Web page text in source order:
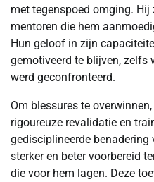
met tegenspoed omging.
mentoren die hem
Hun geloof in zijn
gemotiveerd te blijven, zelfs
werd geconfronteerd.
Om blessures te
rigoureuze revalidatie en
gedisciplineerde
sterker en beter voorbereid
die voor hem lagen. Deze